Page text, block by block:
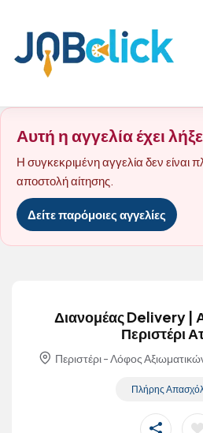
Αυτή η αγγελία έχει
Η συγκεκριμένη αγγελία δεν είναι
αποστολή αίτησης.
Δείτε παρόμοιες αγγελίες
Διανομέας Delivery |
Περιστέρι
Περιστέρι - Λόφος
Πλήρης